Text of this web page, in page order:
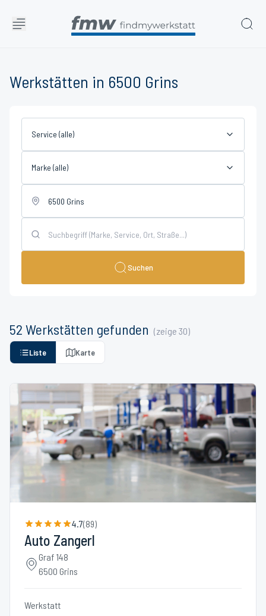
Werkstätten in 6500 Grins
Service (alle)
Marke (alle)
Suchen
52 Werkstätten gefunden (zeige 30)
Liste Karte
4.7(89)
Auto Zangerl
Graf 148
6500 Grins
Werkstatt